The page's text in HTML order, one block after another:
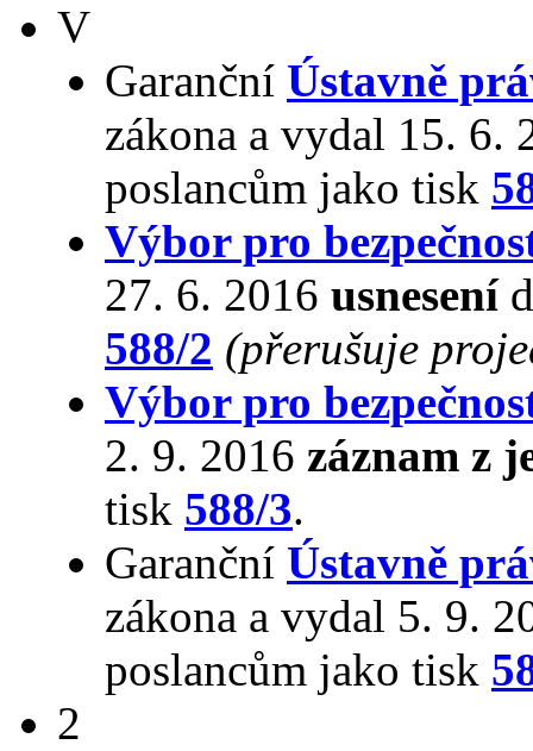
V
Garanční Ústavně
zákona a vydal 15. 6.
poslancům jako tisk
Výbor pro
27. 6. 2016 usnesení
588/2 (přerušuje
Výbor pro
2. 9. 2016 záznam z
tisk 588/3.
Garanční Ústavně
zákona a vydal 5. 9.
poslancům jako tisk
2